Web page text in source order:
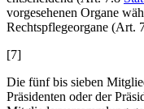
vorgesehenen Organe
Rechtspflegeorgane (Art.
[7]
Die fünf bis sieben
Präsidenten oder der